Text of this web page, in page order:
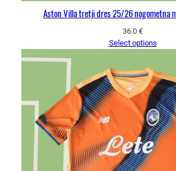
Aston Villa tretji dres 25/26 nogometna
36.0 €
Select options